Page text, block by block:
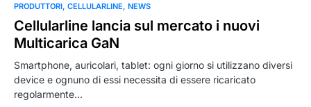
PRODUTTORI CELLULARLINE NEWS
Cellularline lancia sul mercato i nuovi
Multicarica GaN
Smartphone, auricolari, tablet: ogni giorno si utilizzano diversi
device e ognuno di essi necessita di essere ricaricato
regolarmente…